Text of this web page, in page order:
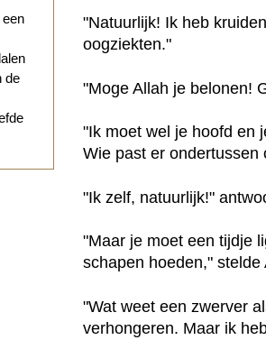
de
"Natuurlijk! Ik heb
oogziekten."
"Moge Allah je belonen!
"Ik moet wel je hoofd en
Wie past er ondertussen
"Ik zelf, natuurlijk!"
"Maar je moet een tijdje
schapen hoeden," stelde
"Wat weet een zwerver
verhongeren. Maar ik